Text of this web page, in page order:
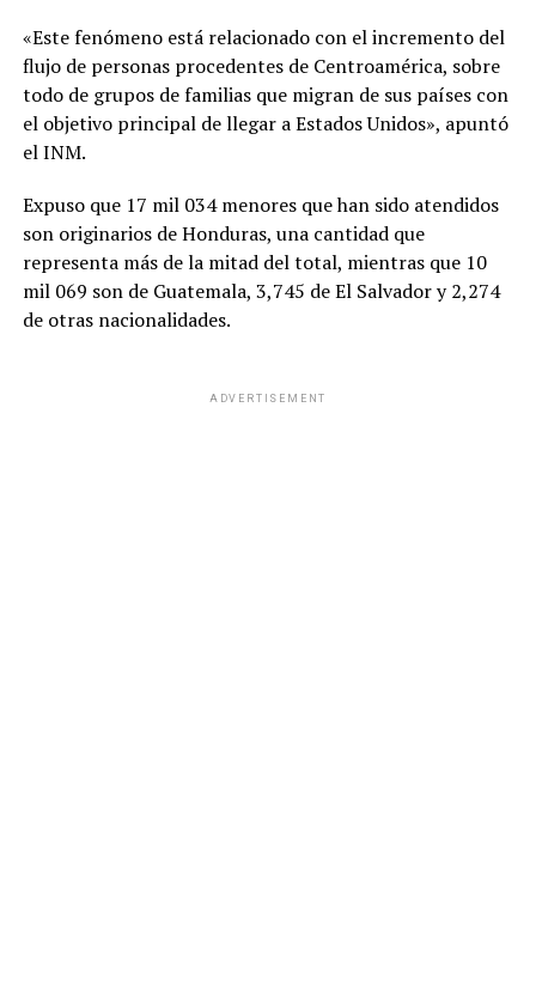
«Este fenómeno está relacionado con el incremento del
flujo de personas procedentes de Centroamérica, sobre
todo de grupos de familias que migran de sus países con
el objetivo principal de llegar a Estados Unidos», apuntó
el INM.
Expuso que 17 mil 034 menores que han sido atendidos
son originarios de Honduras, una cantidad que
representa más de la mitad del total, mientras que 10
mil 069 son de Guatemala, 3,745 de El Salvador y 2,274
de otras nacionalidades.
ADVERTISEMENT